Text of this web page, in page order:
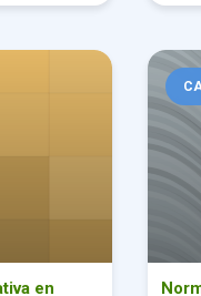
Actas y Resoluciones
en